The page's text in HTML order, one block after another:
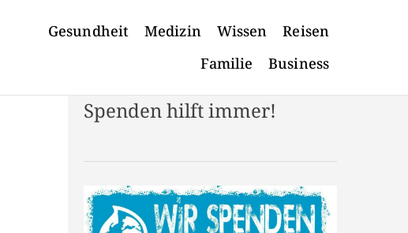
Gesundheit Medizin Wissen
Reisen
Familie
Business
Spenden hilft immer!